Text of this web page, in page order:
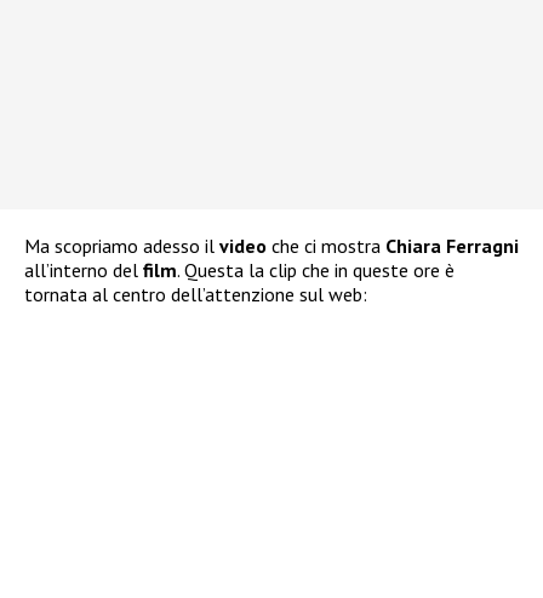
Ma scopriamo adesso il video che ci mostra Chiara Ferragni
all’interno del film. Questa la clip che in queste ore è
tornata al centro dell’attenzione sul web: